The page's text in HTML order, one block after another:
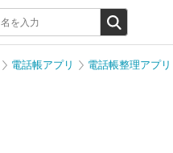
電話帳アプリ 電話帳整理アプリ